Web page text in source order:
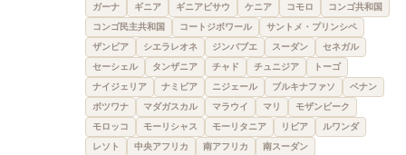
ガーナ
ギニア ギニアビサウ ケニア コモロ
コンゴ共和国
コンゴ民主共和国
コートジボワール
サントメ・プリンシペ
ザンビア
シエラレオネ ジンバブエ スーダン
セネガル
セーシェル
タンザニア チャド チュニジア
トーゴ
ナイジェリア
ナミビア ニジェール ブルキナファソ
ベナン
ボツワナ
マダガスカル マラウイ マリ
モザンビーク
モロッコ
モーリシャス モーリタニア リビア
ルワンダ
レソト
中央アフリカ 南アフリカ 南スーダン